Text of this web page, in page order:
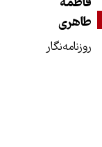
طاهری
روزنامه‌نگار